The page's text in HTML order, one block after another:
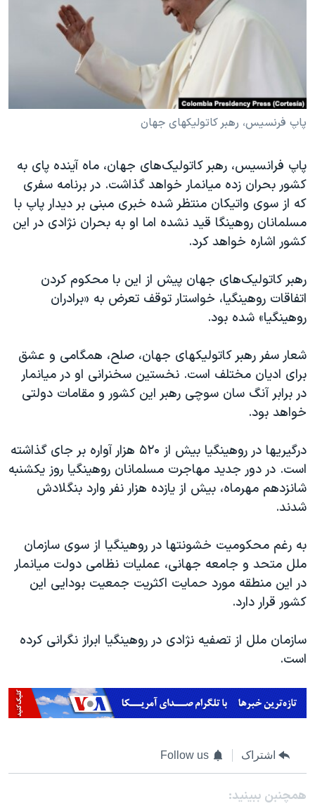
حقوق شهروندی
اسرائیل در جنگ
آرشیو پخش زنده
انتخابات ریاست جمهوری آمریکا ۲۰۲۴
حمله جمهوری اسلامی به اسرائیل
ورزش زنان در ایران
مجموعه مستندهای دادخواهی
تریبونال مردمی آبان ۹۸
دادگاه حمید نوری
چهل سال گروگان‌گیری
اعتراضات مردمی آبان ۹۸
اسرائیل در جنگ
همایش محافظه‌کاران آمریکا «سی‌پک»
صفحه‌های ویژه
سفر پرزیدنت ترامپ به چین
زبانهای مختلف
پاپ فرنسیس، رهبر کاتولیکهای جهان
پاپ فرانسیس، رهبر کاتولیک‌های جهان، ماه آینده پای به
کشور بحران زده میانمار خواهد گذاشت. در برنامه سفری
که از سوی واتیکان منتظر شده خبری مبنی بر دیدار پاپ با
مسلمانان روهینگا قید نشده اما او به بحران نژادی در این
کشور اشاره خواهد کرد.
رهبر کاتولیک‌های جهان پیش از این با محکوم کردن
اتفاقات روهینگیا، خواستار توقف تعرض به «برادران
روهینگیا» شده بود.
شعار سفر رهبر کاتولیکهای جهان، صلح، همگامی و عشق
برای ادیان مختلف است. نخستین سخنرانی او در میانمار
در برابر آنگ سان سوچی رهبر این کشور و مقامات دولتی
خواهد بود.
درگیریها در روهینگیا بیش از ۵۲۰ هزار آواره بر جای گذاشته
است. در دور جدید مهاجرت مسلمانان روهینگیا روز یکشنبه
شانزدهم مهرماه، بیش از یازده هزار نفر وارد بنگلادش
شدند.
به رغم محکومیت خشونتها در روهینگیا از سوی سازمان
ملل متحد و جامعه جهانی، عملیات نظامی دولت میانمار
در این منطقه مورد حمایت اکثریت جمعیت بودایی این
کشور قرار دارد.
سازمان ملل از تصفیه نژادی در روهینگیا ابراز نگرانی کرده
است.
اشتراک Follow us
همچنبن ببینید: